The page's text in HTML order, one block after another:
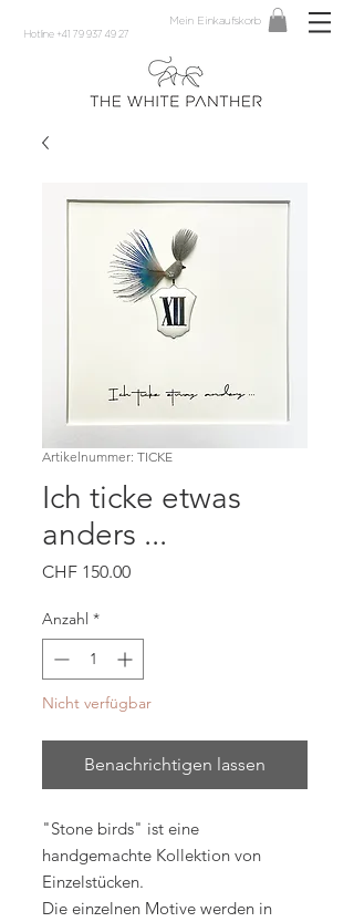
Hotline +41 79 937 49 27
Mein Einkaufskorb
Artikelnummer: TICKE
Ich ticke etwas
anders ...
CHF 150.00Preis
Anzahl *
Nicht verfügbar
Benachrichtigen lassen
"Stone birds" ist eine
handgemachte Kollektion von
Einzelstücken.
Die einzelnen Motive werden in